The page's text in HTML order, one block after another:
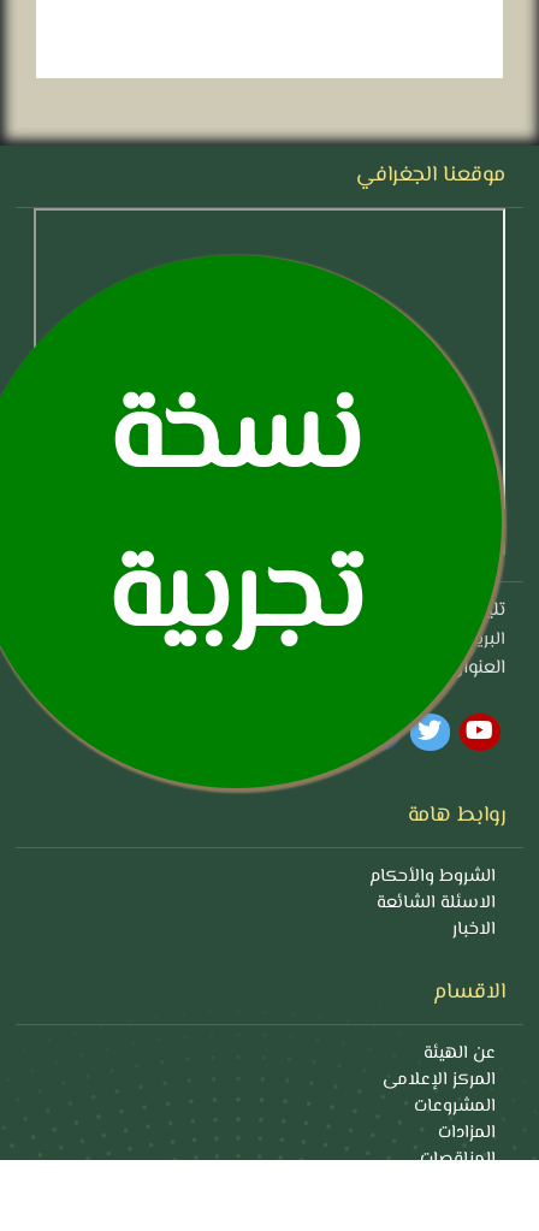
نسخة
تجربية
موقعنا الجغرافي
اتصل بنا
تليفون:+02 22-23-221
info@awkaf.gov.eg: البريد الألكتروني
العنوان:109 ش التحرير الدقي
روابط هامة
الشروط والأحكام
الاسئلة الشائعة
الاخبار
الاقسام
عن الهيئة
المركز الإعلامى
المشروعات
المزادات
المناقصات